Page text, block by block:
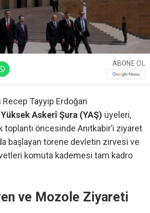
ABONE OL
Recep Tayyip Erdoğan
Yüksek Askerî Şura (YAŞ) üyeleri,
toplantı öncesinde Anıtkabir’i ziyaret
başlayan törene devletin zirvesi ve
komuta kademesi tam kadro
ve Mozole Ziyareti